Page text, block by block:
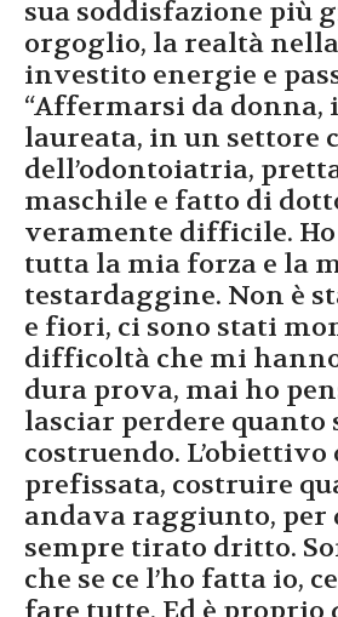
sua soddisfazione più
orgoglio, la realtà
investito energie e
“Affermarsi da donna,
laureata, in un settore
dell’odontoiatria,
maschile e fatto di
veramente difficile.
tutta la mia forza e la
testardaggine. Non è
e fiori, ci sono stati
difficoltà che mi
dura prova, mai ho
lasciar perdere quanto
costruendo. L’obiettivo
prefissata, costruire
andava raggiunto, per
sempre tirato dritto.
che se ce l’ho fatta io,